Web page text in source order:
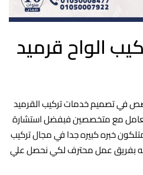
الواح قرميد
في تصميم خدمات تركيب القرميد
مع متخصصين فبفضل استشارة
خبره كبيره جدا في مجال تركيب
بفريق عمل محترف لكي نحصل علي